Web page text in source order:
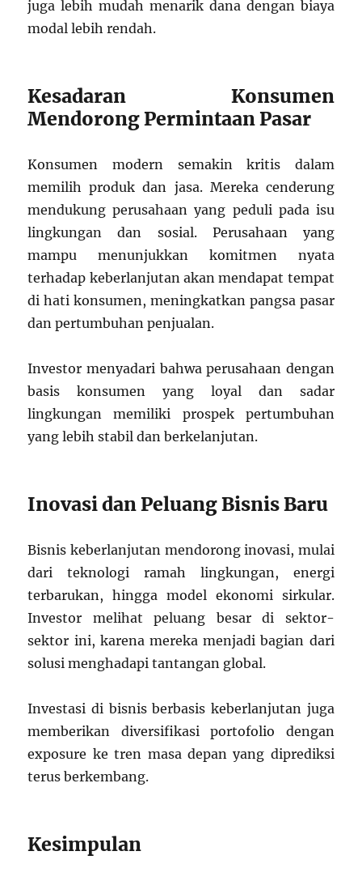
juga lebih mudah menarik dana dengan biaya
modal lebih rendah.
Kesadaran Konsumen
Mendorong Permintaan Pasar
Konsumen modern semakin kritis dalam
memilih produk dan jasa. Mereka cenderung
mendukung perusahaan yang peduli pada isu
lingkungan dan sosial. Perusahaan yang
mampu menunjukkan komitmen nyata
terhadap keberlanjutan akan mendapat tempat
di hati konsumen, meningkatkan pangsa pasar
dan pertumbuhan penjualan.
Investor menyadari bahwa perusahaan dengan
basis konsumen yang loyal dan sadar
lingkungan memiliki prospek pertumbuhan
yang lebih stabil dan berkelanjutan.
Inovasi dan Peluang Bisnis Baru
Bisnis keberlanjutan mendorong inovasi, mulai
dari teknologi ramah lingkungan, energi
terbarukan, hingga model ekonomi sirkular.
Investor melihat peluang besar di sektor-
sektor ini, karena mereka menjadi bagian dari
solusi menghadapi tantangan global.
Investasi di bisnis berbasis keberlanjutan juga
memberikan diversifikasi portofolio dengan
exposure ke tren masa depan yang diprediksi
terus berkembang.
Kesimpulan